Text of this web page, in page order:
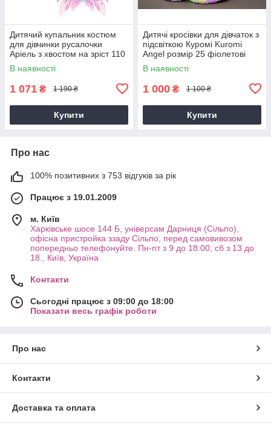
Дитячий купальник костюм
для дівчинки русалочки
Аріель з хвостом на зріст 110
В наявності
1 071 ₴ 1 190 ₴
Купити
Дитячі кросівки для дівчаток з
підсвіткою Куромі Kuromi
Angel розмір 25 фіолетові
В наявності
1 000 ₴ 1 100 ₴
Купити
Про нас
100% позитивних з 753 відгуків за рік
Працює з 19.01.2009
м. Київ
Харківське шосе 144 Б, універсам Дарниця (Сільпо),
офісна пристройка ззаду Сільпо, перед самовивозом
попередньо телефонуйте. Пн-пт з 9 до 18:00, сб з 13 до
18., Київ, Україна
Контакти
Сьогодні працює з 09:00 до 18:00
Показати весь графік роботи
Про нас
Контакти
Доставка та оплата